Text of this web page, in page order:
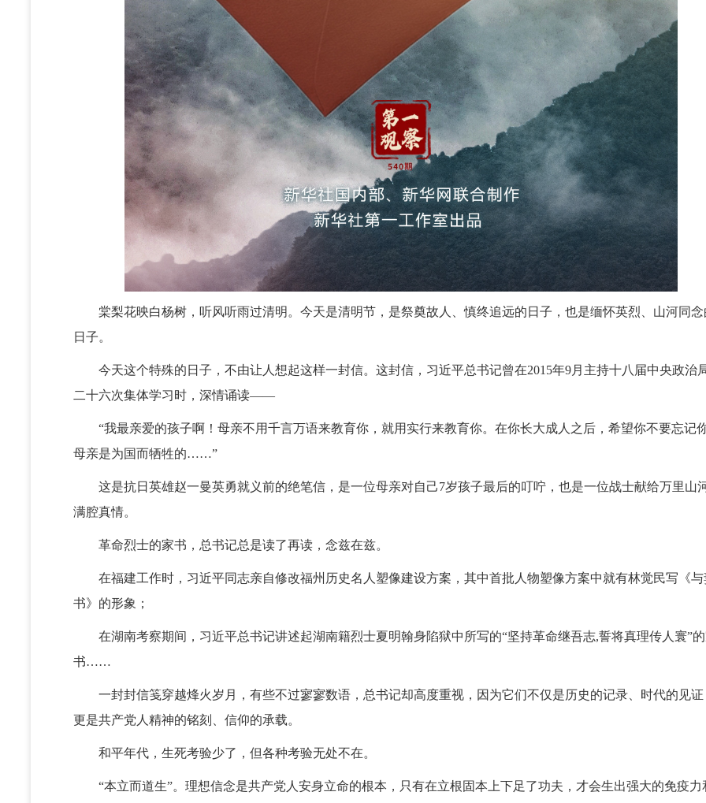
棠梨花映白杨树，听风听雨过清明。今天是清明节，是祭奠故人、慎终追远的日子，也是缅怀英烈、山河同念
日子。
今天这个特殊的日子，不由让人想起这样一封信。这封信，习近平总书记曾在2015年9月主持十八届中央政治
二十六次集体学习时，深情诵读——
“我最亲爱的孩子啊！母亲不用千言万语来教育你，就用实行来教育你。在你长大成人之后，希望你不要忘记
母亲是为国而牺牲的……”
这是抗日英雄赵一曼英勇就义前的绝笔信，是一位母亲对自己7岁孩子最后的叮咛，也是一位战士献给万里山
满腔真情。
革命烈士的家书，总书记总是读了再读，念兹在兹。
在福建工作时，习近平同志亲自修改福州历史名人塑像建设方案，其中首批人物塑像方案中就有林觉民写《与
书》的形象；
在湖南考察期间，习近平总书记讲述起湖南籍烈士夏明翰身陷狱中所写的“坚持革命继吾志,誓将真理传人寰”
书……
一封封信笺穿越烽火岁月，有些不过寥寥数语，总书记却高度重视，因为它们不仅是历史的记录、时代的见证
更是共产党人精神的铭刻、信仰的承载。
和平年代，生死考验少了，但各种考验无处不在。
“本立而道生”。理想信念是共产党人安身立命的根本，只有在立根固本上下足了功夫，才会生出强大的免疫力